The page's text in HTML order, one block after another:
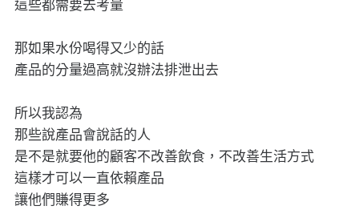
這些都需要去考量
那如果水份喝得又少的話
產品的分量過高就沒辦法排泄出去
所以我認為
那些說產品會說話的人
是不是就要他的顧客不改善飲食，不改善生活方式
這樣才可以一直依賴產品
讓他們賺得更多